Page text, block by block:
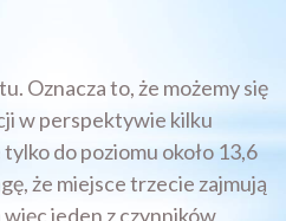
Oznacza to, że możemy się
w perspektywie kilku
do poziomu około 13,6
że miejsce trzecie zajmują
jeden z czynników